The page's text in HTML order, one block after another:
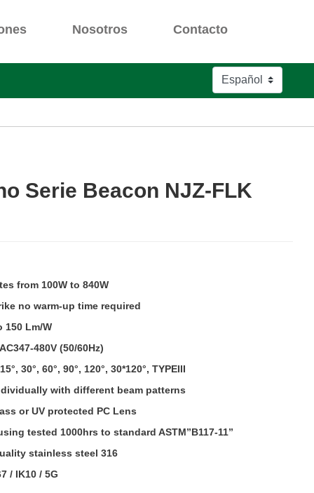
Nosotros Contacto
Serie Beacon NJZ-FLK
from 100W to 840W
no warm-up time required
Lm/W
480V (50/60Hz)
30°, 60°, 90°, 120°, 30*120°, TYPEIII
with different beam patterns
or UV protected PC Lens
tested 1000hrs to standard ASTM”B117-11”
stainless steel 316
/ IK10 / 5G